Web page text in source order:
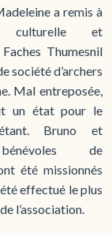
a remis à
culturelle et
Thumesnil
société d’archers
Mal entreposée,
un état pour le
Bruno et
de
été missionnés
effectué le plus
l’association.